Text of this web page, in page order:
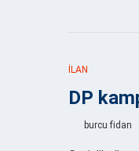
İLAN
DP
burcu fidan